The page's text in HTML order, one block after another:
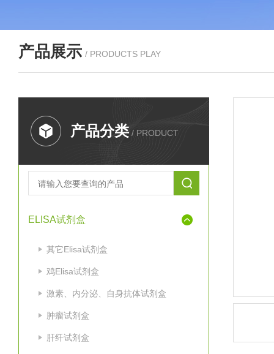
产品展示 / PRODUCTS PLAY
产品分类 / PRODUCT
ELISA试剂盒
其它Elisa试剂盒
鸡Elisa试剂盒
激素、内分泌、自身抗体试剂盒
肿瘤试剂盒
肝纤试剂盒